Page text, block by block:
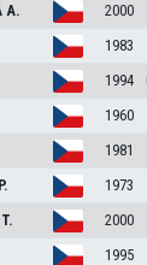
A. 2000
1983
1994
1960
1981
P. 1973
T. 2000
1995